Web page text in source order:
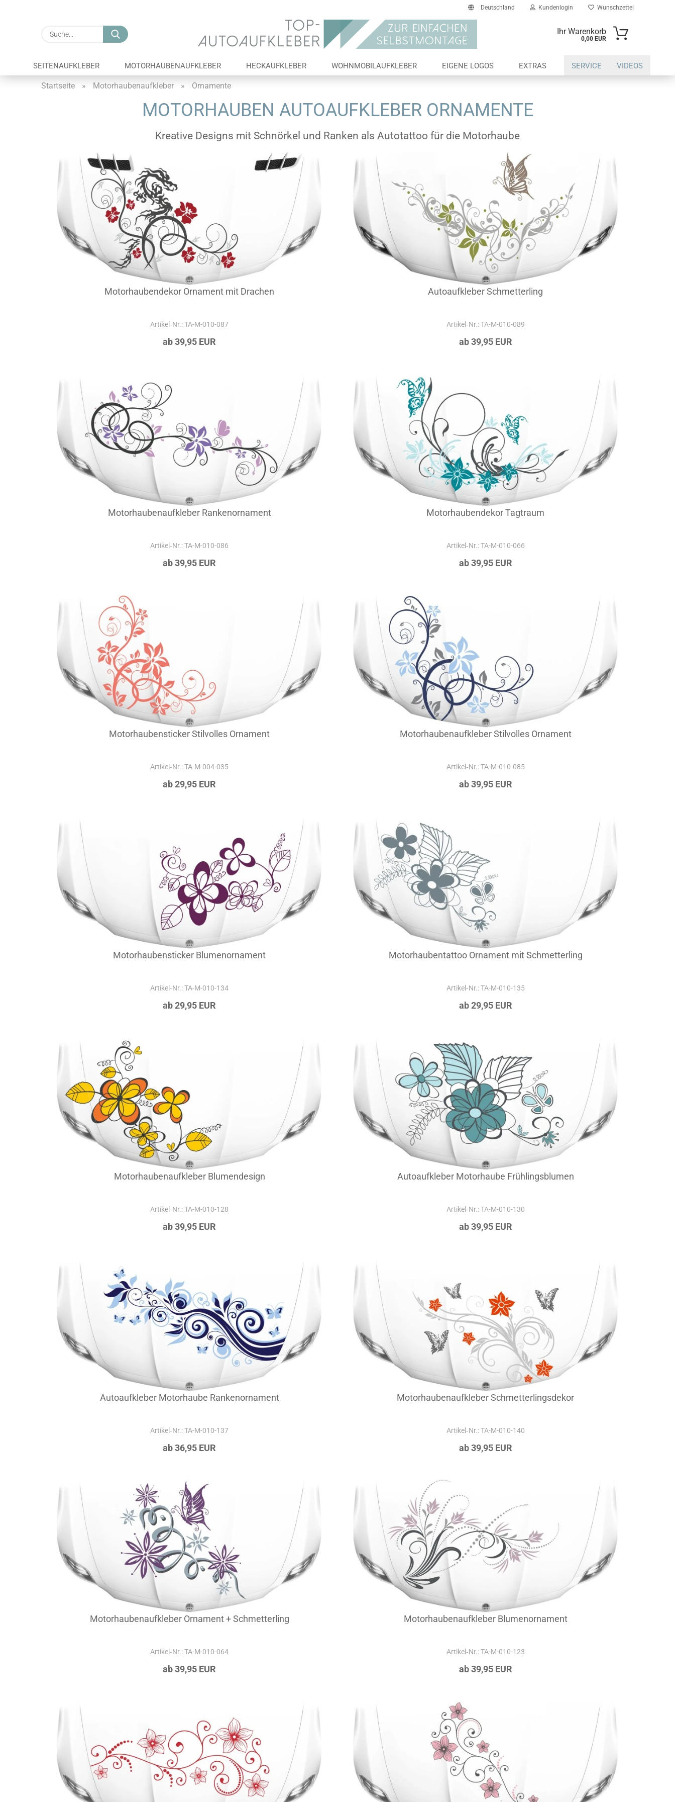
Deutschland
Lieferland
Kundenlogin
Konto erstellen
Wunschzettel
Suche... Ihr Warenkorb
0,00 EUR
SEITENAUFKLEBER MOTORHAUBENAUFKLEBER HECKAUFKLEBER WOHNMOBILAUFKLEBER EIGENE LOGOS EXTRAS SERVICE VIDEOS
Startseite » Motorhaubenaufkleber » Ornamente
MOTORHAUBEN AUTOAUFKLEBER ORNAMENTE
Kreative Designs mit Schnörkel und Ranken als Autotattoo für die Motorhaube
Motorhaubendekor Ornament mit Drachen
Artikel‑Nr.: TA-M-010-087
ab 39,95 EUR
Autoaufkleber Schmetterling
Artikel‑Nr.: TA-M-010-089
ab 39,95 EUR
Motorhaubenaufkleber Rankenornament
Artikel‑Nr.: TA-M-010-086
ab 39,95 EUR
Motorhaubendekor Tagtraum
Artikel‑Nr.: TA-M-010-066
ab 39,95 EUR
Motorhaubensticker Stilvolles Ornament
Artikel‑Nr.: TA-M-004-035
ab 29,95 EUR
Motorhaubenaufkleber Stilvolles Ornament
Artikel‑Nr.: TA-M-010-085
ab 39,95 EUR
Motorhaubensticker Blumenornament
Artikel‑Nr.: TA-M-010-134
ab 29,95 EUR
Motorhaubentattoo Ornament mit Schmetterling
Artikel‑Nr.: TA-M-010-135
ab 29,95 EUR
Motorhaubenaufkleber Blumendesign
Artikel‑Nr.: TA-M-010-128
ab 39,95 EUR
Autoaufkleber Motorhaube Frühlingsblumen
Artikel‑Nr.: TA-M-010-130
ab 39,95 EUR
Autoaufkleber Motorhaube Rankenornament
Artikel‑Nr.: TA-M-010-137
ab 36,95 EUR
Motorhaubenaufkleber Schmetterlingsdekor
Artikel‑Nr.: TA-M-010-140
ab 39,95 EUR
Motorhaubenaufkleber Ornament + Schmetterling
Artikel‑Nr.: TA-M-010-064
ab 39,95 EUR
Motorhaubenaufkleber Blumenornament
Artikel‑Nr.: TA-M-010-123
ab 39,95 EUR